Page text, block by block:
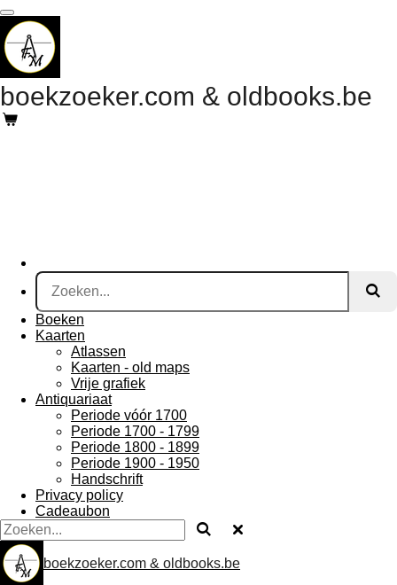
Ga
direct
naar
de
hoofdinhoud
boekzoeker.com & oldbooks.be
Boeken
Kaarten
Atlassen
Kaarten - old maps
Vrije grafiek
Antiquariaat
Periode vóór 1700
Periode 1700 - 1799
Periode 1800 - 1899
Periode 1900 - 1950
Handschrift
Privacy policy
Cadeaubon
boekzoeker.com & oldbooks.be